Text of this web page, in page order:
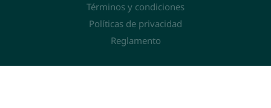
Términos y condiciones
Políticas de privacidad
Reglamento